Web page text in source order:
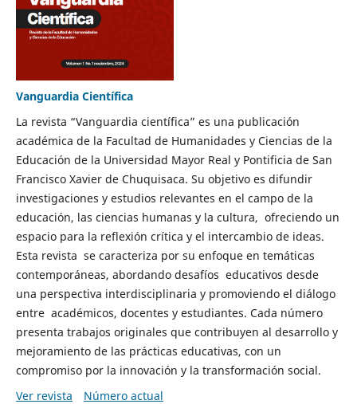
Vanguardia Científica
La revista “Vanguardia científica” es una publicación
académica de la Facultad de Humanidades y Ciencias de la
Educación de la Universidad Mayor Real y Pontificia de San
Francisco Xavier de Chuquisaca. Su objetivo es difundir
investigaciones y estudios relevantes en el campo de la
educación, las ciencias humanas y la cultura, ofreciendo un
espacio para la reflexión crítica y el intercambio de ideas.
Esta revista se caracteriza por su enfoque en temáticas
contemporáneas, abordando desafíos educativos desde
una perspectiva interdisciplinaria y promoviendo el diálogo
entre académicos, docentes y estudiantes. Cada número
presenta trabajos originales que contribuyen al desarrollo y
mejoramiento de las prácticas educativas, con un
compromiso por la innovación y la transformación social.
Ver revista
Número actual